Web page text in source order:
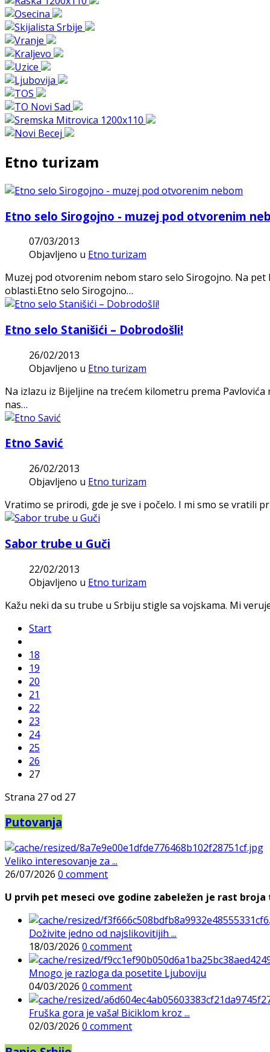
Etno turizam
Etno selo Sirogojno - muzej pod otvorenim
07/03/2013
Objavljeno u Etno turizam
Muzej pod otvorenim nebom staro selo Sirogojno. Na
oblasti.Etno selo Sirogojno…
Etno selo Stanišići – Dobrodošli!
26/02/2013
Objavljeno u Etno turizam
Na izlazu iz Bijeljine na trećem kilometru prema
nas…
Etno Savić
26/02/2013
Objavljeno u Etno turizam
Vratimo se prirodi, gde je sve i počelo. I mi smo se vratili
Sabor trube u Guči
22/02/2013
Objavljeno u Etno turizam
Kažu neki da su trube u Srbiju stigle sa vojskama. Mi
Start
18
19
20
21
22
23
24
25
26
27
Strana 27 od 27
Putovanja
Veliko interesovanje za ...
26/07/2026 0 comment
U prvih pet meseci ove godine zabeležen je rast
Doživite jedno od najslikovitijih ...
18/03/2026 0 comment
Mnogo je razloga da posetite Ljuboviju
04/03/2026 0 comment
Fruška gora je vaša! Biciklom kroz ...
02/03/2026 0 comment